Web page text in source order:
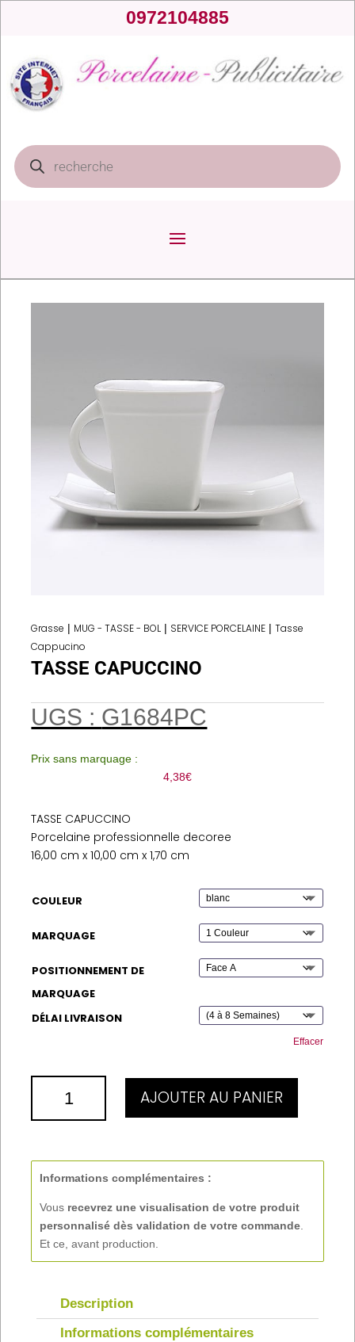
0972104885
Recherche
de
produits
Grasse | MUG - TASSE - BOL | SERVICE PORCELAINE |Tasse
Cappucino
TASSE CAPUCCINO
UGS : G1684PC
Prix sans marquage :
4,38€
TASSE CAPUCCINO
Porcelaine professionnelle decoree
16,00 cm x 10,00 cm x 1,70 cm
COULEUR
MARQUAGE
POSITIONNEMENT DE
MARQUAGE
DÉLAI LIVRAISON
Effacer
TASSE
AJOUTER AU PANIER
Informations complémentaires :
Vous recevrez une visualisation de votre produit
personnalisé dès validation de votre commande
Et ce, avant production.
Description
Informations complémentaires